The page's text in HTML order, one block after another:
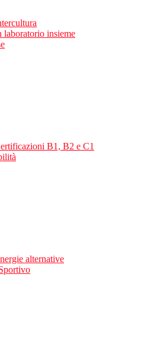
laboratorio insieme
B1, B2 e C1
alternative